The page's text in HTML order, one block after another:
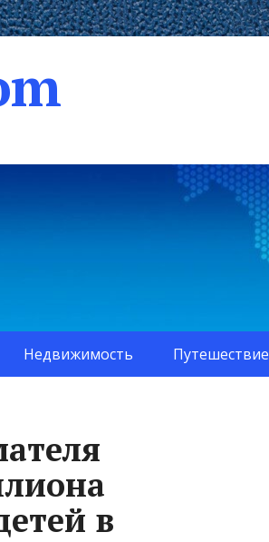
Недвижимость Путешествие
в